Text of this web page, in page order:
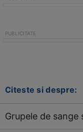
Citeste si despre:
Grupele de